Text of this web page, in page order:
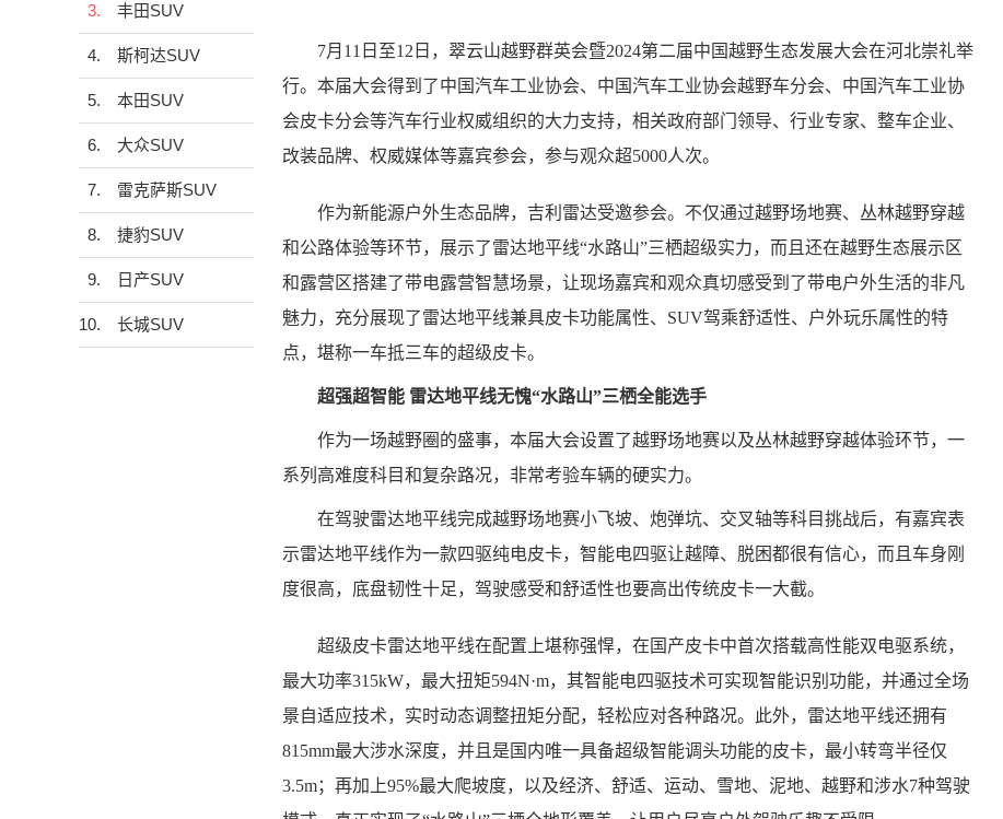
3. 丰田SUV
4. 斯柯达SUV
5. 本田SUV
6. 大众SUV
7. 雷克萨斯SUV
8. 捷豹SUV
9. 日产SUV
10. 长城SUV
7月11日至12日，翠云山越野群英会暨2024第二届中国越野生态发展大会在河北崇礼举
行。本届大会得到了中国汽车工业协会、中国汽车工业协会越野车分会、中国汽车工业协
会皮卡分会等汽车行业权威组织的大力支持，相关政府部门领导、行业专家、整车企业、
改装品牌、权威媒体等嘉宾参会，参与观众超5000人次。
作为新能源户外生态品牌，吉利雷达受邀参会。不仅通过越野场地赛、丛林越野穿越
和公路体验等环节，展示了雷达地平线“水路山”三栖超级实力，而且还在越野生态展示区
和露营区搭建了带电露营智慧场景，让现场嘉宾和观众真切感受到了带电户外生活的非凡
魅力，充分展现了雷达地平线兼具皮卡功能属性、SUV驾乘舒适性、户外玩乐属性的特
点，堪称一车抵三车的超级皮卡。
超强超智能 雷达地平线无愧“水路山”三栖全能选手
作为一场越野圈的盛事，本届大会设置了越野场地赛以及丛林越野穿越体验环节，一
系列高难度科目和复杂路况，非常考验车辆的硬实力。
在驾驶雷达地平线完成越野场地赛小飞坡、炮弹坑、交叉轴等科目挑战后，有嘉宾表
示雷达地平线作为一款四驱纯电皮卡，智能电四驱让越障、脱困都很有信心，而且车身刚
度很高，底盘韧性十足，驾驶感受和舒适性也要高出传统皮卡一大截。
超级皮卡雷达地平线在配置上堪称强悍，在国产皮卡中首次搭载高性能双电驱系统，
最大功率315kW，最大扭矩594N·m，其智能电四驱技术可实现智能识别功能，并通过全场
景自适应技术，实时动态调整扭矩分配，轻松应对各种路况。此外，雷达地平线还拥有
815mm最大涉水深度，并且是国内唯一具备超级智能调头功能的皮卡，最小转弯半径仅
3.5m；再加上95%最大爬坡度，以及经济、舒适、运动、雪地、泥地、越野和涉水7种驾驶